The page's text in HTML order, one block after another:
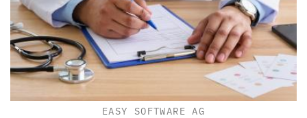
EASY SOFTWARE AG